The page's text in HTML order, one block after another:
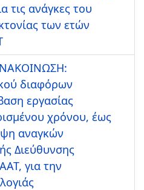
τις ανάγκες του
των ετών
διαφόρων
εργασίας
χρόνου, έως
αναγκών
Διεύθυνσης
για την